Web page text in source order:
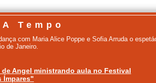
Tempo
com Maria Alice Poppe e Sofia Arruda o
de Janeiro.
de Angel ministrando aula no Festival
Ímpares"